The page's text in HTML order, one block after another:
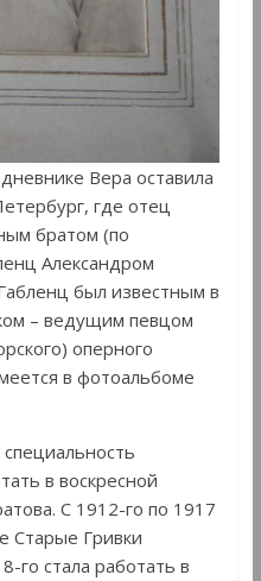
Вера оставила
где отец
братом (по
Александром
был известным в
– ведущим певцом
оперного
в фотоальбоме
в воскресной
С 1912-го по 1917
Старые Гривки
го стала работать в